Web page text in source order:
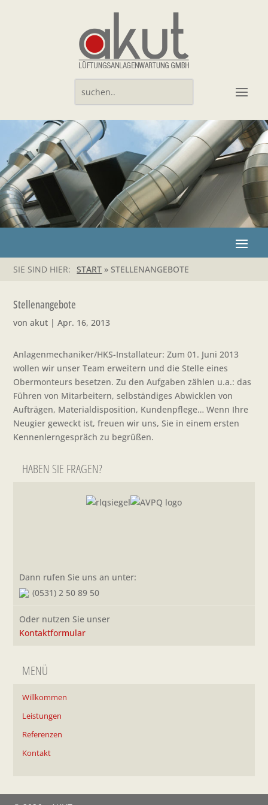
SIE SIND HIER: START »STELLENANGEBOTE
Stellenangebote
vonakut |Apr. 16, 2013
Anlagenmechaniker/HKS-Installateur: Zum 01. Juni 2013
wollen wir unser Team erweitern und die Stelle eines
Obermonteurs besetzen. Zu den Aufgaben zählen u.a.: das
Führen von Mitarbeitern, selbständiges Abwicklen von
Aufträgen, Materialdisposition, Kundenpflege… Wenn Ihre
Neugier geweckt ist, freuen wir uns, Sie in einem ersten
Kennenlerngespräch zu begrüßen.
HABEN SIE FRAGEN?
Dann rufen Sie uns an unter:
(0531) 2 50 89 50
Oder nutzen Sie unser
Kontaktformular
MENÜ
Willkommen
Leistungen
Referenzen
Kontakt